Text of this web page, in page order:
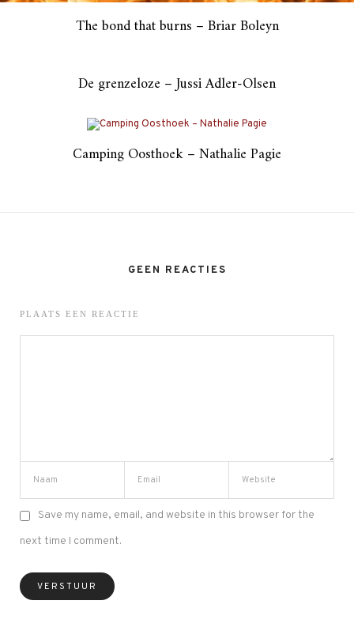
The bond that burns – Briar Boleyn
De grenzeloze – Jussi Adler-Olsen
Camping Oosthoek – Nathalie Pagie
GEEN REACTIES
PLAATS EEN REACTIE
Save my name, email, and website in this browser for the
next time I comment.